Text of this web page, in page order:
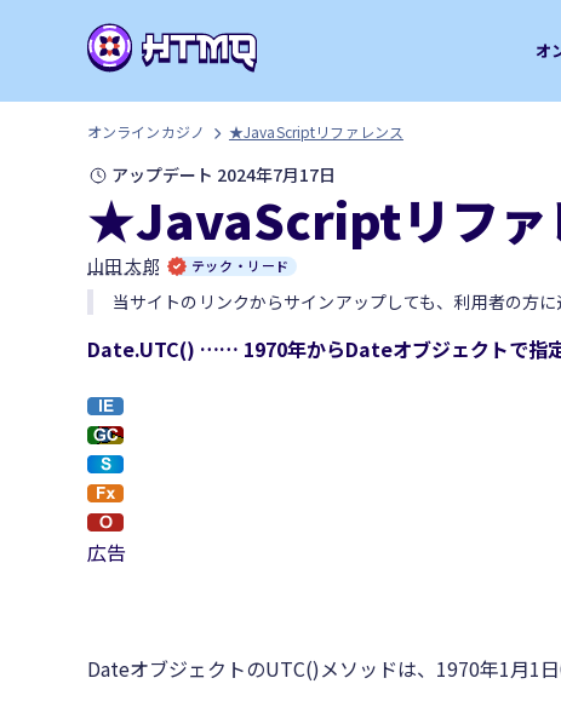
オ
オンラインカジノ ★JavaScriptリファレンス
アップデート 2024年7月17日
★JavaScriptリファ
山田 太郎 テック・リード
当サイトのリンクからサインアップしても、利用者の方
Date.UTC() …… 1970年からDateオブジェクトで指
広告
DateオブジェクトのUTC()メソッドは、1970年1月1